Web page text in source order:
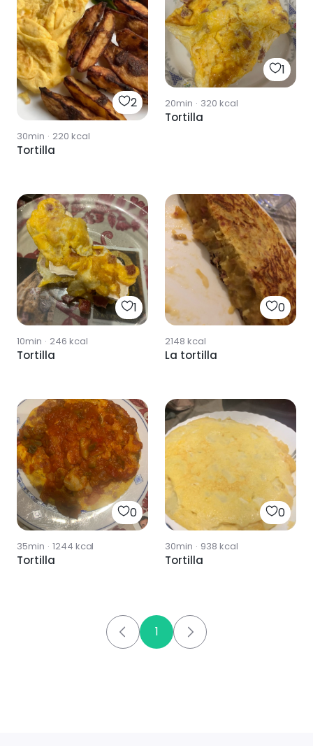
2
30min · 220 kcal
Tortilla
1
20min · 320 kcal
Tortilla
1
10min · 246 kcal
Tortilla
0
2148 kcal
La tortilla
0
35min · 1244 kcal
Tortilla
0
30min · 938 kcal
Tortilla
1